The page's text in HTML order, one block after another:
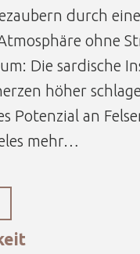
durch
ohne
Die sardische
höher
Potenzial an
mehr…